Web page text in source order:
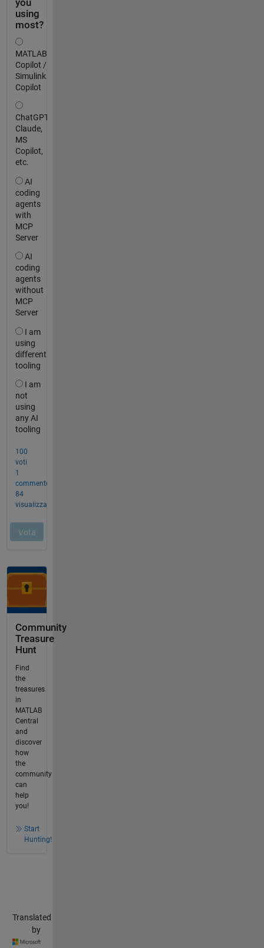
Community
Treasure
Hunt
Find
the
treasures
in
MATLAB
Central
and
discover
how
the
community
can
help
you!
Start
Hunting!
Translated
by